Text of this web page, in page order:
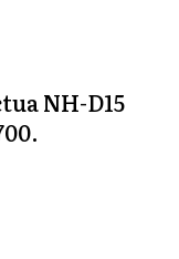
NH-D15